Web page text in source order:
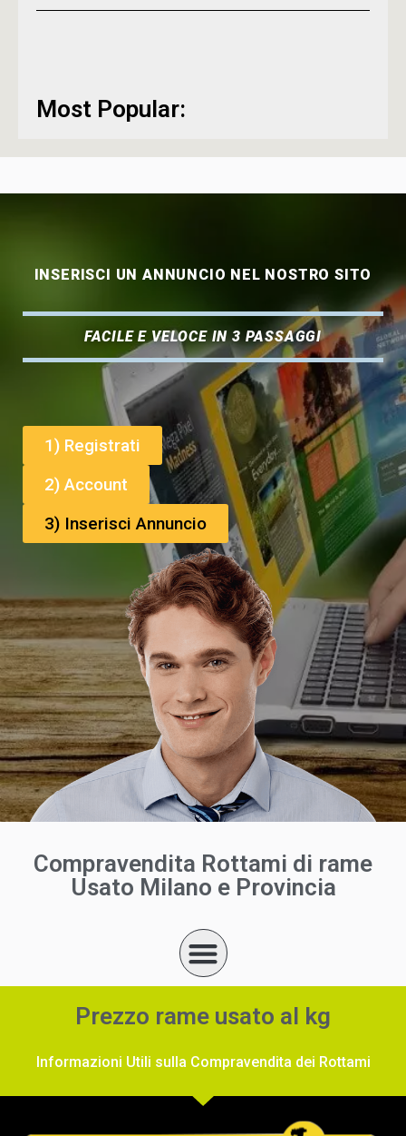
Most Popular:
INSERISCI UN ANNUNCIO NEL NOSTRO SITO
FACILE E VELOCE IN 3 PASSAGGI
1) Registrati
2) Account
3) Inserisci Annuncio
Compravendita Rottami di rame
Usato Milano e Provincia
Prezzo rame usato al kg
Informazioni Utili sulla Compravendita dei Rottami